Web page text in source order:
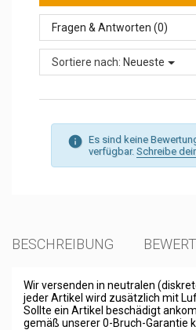
Fragen & Antworten (0)
Sortiere nach: Neueste
Es sind keine
verfügbar. Schreibe
BESCHREIBUNG
Wir versenden in neutralen
jeder Artikel wird zusätzlich mit
Sollte ein Artikel beschädigt
gemäß unserer 0-Bruch-Garantie